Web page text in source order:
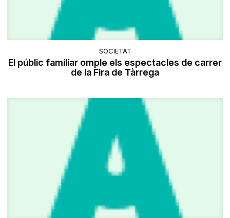
SOCIETAT
El públic familiar omple els espectacles de carrer
de la Fira de Tàrrega